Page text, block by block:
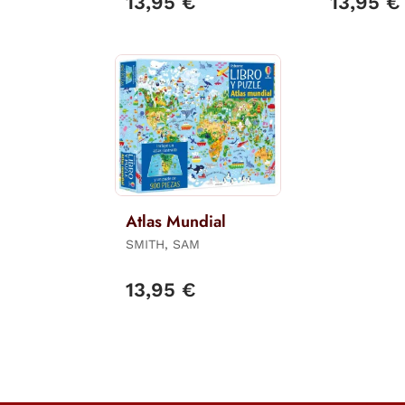
Atlas Mundial
SMITH, SAM
13,95 €